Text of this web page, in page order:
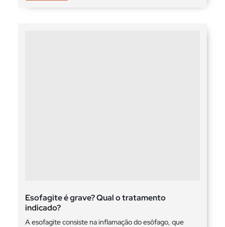
Esofagite é grave? Qual o tratamento
indicado?
A esofagite consiste na inflamação do esôfago, que